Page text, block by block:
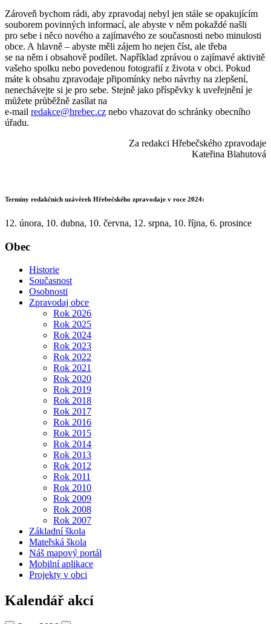
Zároveň bychom rádi, aby zpravodaj nebyl jen stále se opakujícím
souborem povinných informací, ale abyste v něm pokaždé našli
pro sebe i něco nového a zajímavého ze současnosti nebo minulosti
obce. A hlavně – abyste měli zájem ho nejen číst, ale třeba
se na něm i obsahově podílet. Například zprávou o zajímavé aktivitě
vašeho spolku nebo povedenou fotografií z života v obci. Pokud
máte k obsahu zpravodaje připomínky nebo návrhy na zlepšení,
nenechávejte si je pro sebe. Stejně jako příspěvky k uveřejnění je
můžete průběžně zasílat na
e-mail redakce@hrebec.cz nebo vhazovat do schránky obecního
úřadu.
Za redakci Hřebečského zpravodaje
Kateřina Blahutová
Termíny redakčních uzávěrek Hřebečského zpravodaje v roce 2024:
12. února, 10. dubna, 10. června, 12. srpna, 10. října, 6. prosince
Obec
Historie
Současnost
Osobnosti
Zpravodaj obce
Rok 2026
Rok 2025
Rok 2024
Rok 2023
Rok 2022
Rok 2021
Rok 2020
Rok 2019
Rok 2018
Rok 2017
Rok 2016
Rok 2015
Rok 2014
Rok 2013
Rok 2012
Rok 2011
Rok 2010
Rok 2009
Rok 2008
Rok 2007
Základní škola
Mateřská škola
Náš mapový portál
Mobilní aplikace
Projekty v obci
Kalendář akcí